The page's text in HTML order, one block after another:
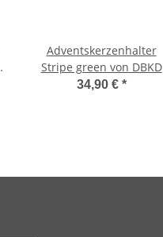
Adventskerzenhalter
Stripe green von DBKD
34,90 € *